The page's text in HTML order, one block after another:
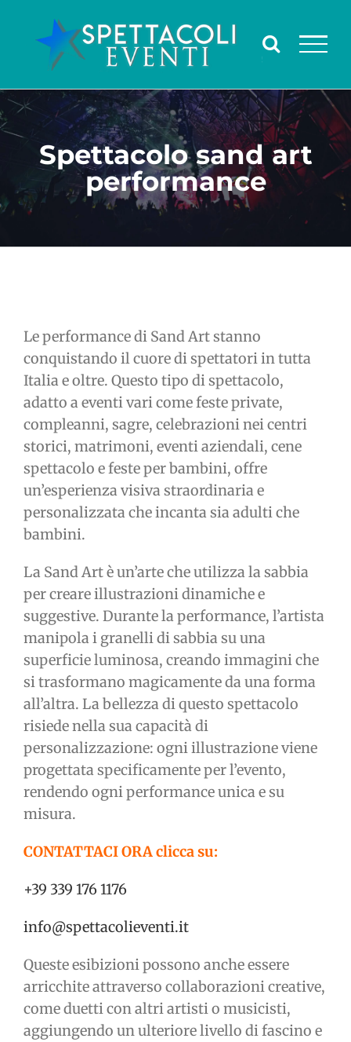
contenuto
Spettacolo sand art
performance
Le performance di Sand Art stanno
conquistando il cuore di spettatori in tutta
Italia e oltre. Questo tipo di spettacolo,
adatto a eventi vari come feste private,
compleanni, sagre, celebrazioni nei centri
storici, matrimoni, eventi aziendali, cene
spettacolo e feste per bambini, offre
un’esperienza visiva straordinaria e
personalizzata che incanta sia adulti che
bambini.
La Sand Art è un’arte che utilizza la sabbia
per creare illustrazioni dinamiche e
suggestive. Durante la performance, l’artista
manipola i granelli di sabbia su una
superficie luminosa, creando immagini che
si trasformano magicamente da una forma
all’altra. La bellezza di questo spettacolo
risiede nella sua capacità di
personalizzazione: ogni illustrazione viene
progettata specificamente per l’evento,
rendendo ogni performance unica e su
misura.
CONTATTACI ORA clicca su:
+39 339 176 1176
info@spettacolieventi.it
Queste esibizioni possono anche essere
arricchite attraverso collaborazioni creative,
come duetti con altri artisti o musicisti,
aggiungendo un ulteriore livello di fascino e